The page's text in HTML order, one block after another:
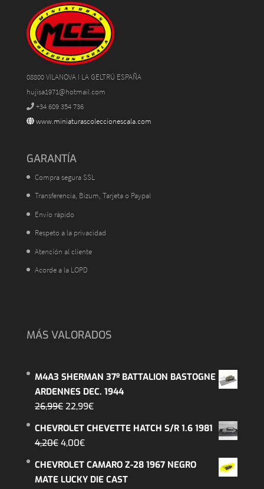
08800 VILANOVA I LA GELTRÚ ESPAÑA
hujisa1971@hotmail.com
+34 609 354 736
www.miniaturascoleccionescala.com
GARANTÍA
Compra segura SSL
Transferencia, Bizum, Tarjeta o Paypal
Envío rápido
Respeto a la privacidad
Atención al cliente
Acorde a la LOPD
MÁS VALORADOS
M4A3 SHERMAN 37º BATTALION BASTOGNE
ARDENNES DEC. 1944
26,99€ El
era:
26,99€.
22,99€El
22,99€.
CHEVROLET CHEVETTE HATCH S/R 1.6 1981
4,20€ El
4,00€El
CHEVROLET CAMARO Z-28 1967 NEGRO
MATE LUCKY DIE CAST